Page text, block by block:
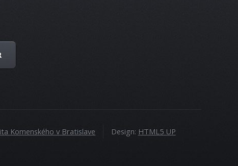
Komenského v Bratislave Design: HTML5 UP